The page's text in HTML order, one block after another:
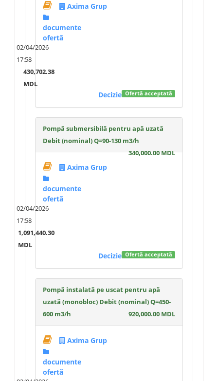
Axima Grup
documente
ofertă
02/04/2026
17:58
430,702.38
MDL
Ofertă acceptată
Decizie
Pompă submersibilă pentru apă uzată
Debit (nominal) Q=90-130 m3/h
340,000.00 MDL
Axima Grup
documente
ofertă
02/04/2026
17:58
1,091,440.30
MDL
Ofertă acceptată
Decizie
Pompă instalată pe uscat pentru apă
uzată (monobloc) Debit (nominal) Q=450-
600 m3/h
920,000.00 MDL
Axima Grup
documente
ofertă